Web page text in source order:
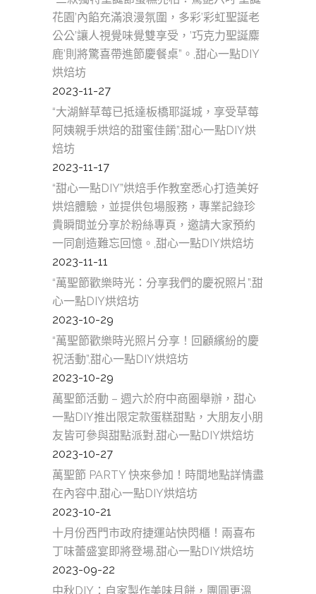
花園’內餡充滿浪漫氛圍，多彩’彩虹聖誕老
公公’讓人視覺味覺雙享受，’巧克力聖誕麋
鹿’則將驚喜帶進節慶餐桌”。,甜心一點DIY
烘焙坊
2023-11-27
“大湖鮮草莓已抵達板橋耶誕城，享受草莓
阿姨親手烘焙的甜蜜佳餚”,甜心一點DIY烘
焙坊
2023-11-17
“甜心一點DIY”烘焙手作教室悉心打造美好
烘焙體驗，並提供包場服務，專業記錄珍
貴瞬間並分享於粉絲專頁，邀請大家預約
一同創造難忘回憶。,甜心一點DIY烘焙坊
2023-11-11
“萬聖節歡樂時光：分享我們的慶祝照片”,甜
心一點DIY烘焙坊
2023-10-29
“萬聖節歡樂時光照片分享！回顧繽紛的慶
祝活動”,甜心一點DIY烘焙坊
2023-10-29
萬聖節活動 – 週六於府中商圈舉辦，甜心
一點DIY推出限定款蛋糕甜點，大朋友小朋
友皆可參與甜點派對,甜心一點DIY烘焙坊
2023-10-27
萬聖節 PARTY 快來參加！時間地點詳情盡
在內容中,甜心一點DIY烘焙坊
2023-10-21
十月份西門市政府捷運站快閃櫃！兩喜布
丁味蕾盛宴即將登場,甜心一點DIY烘焙坊
2023-09-22
中秋DIY：自家製作美味月餅，團圓更溫